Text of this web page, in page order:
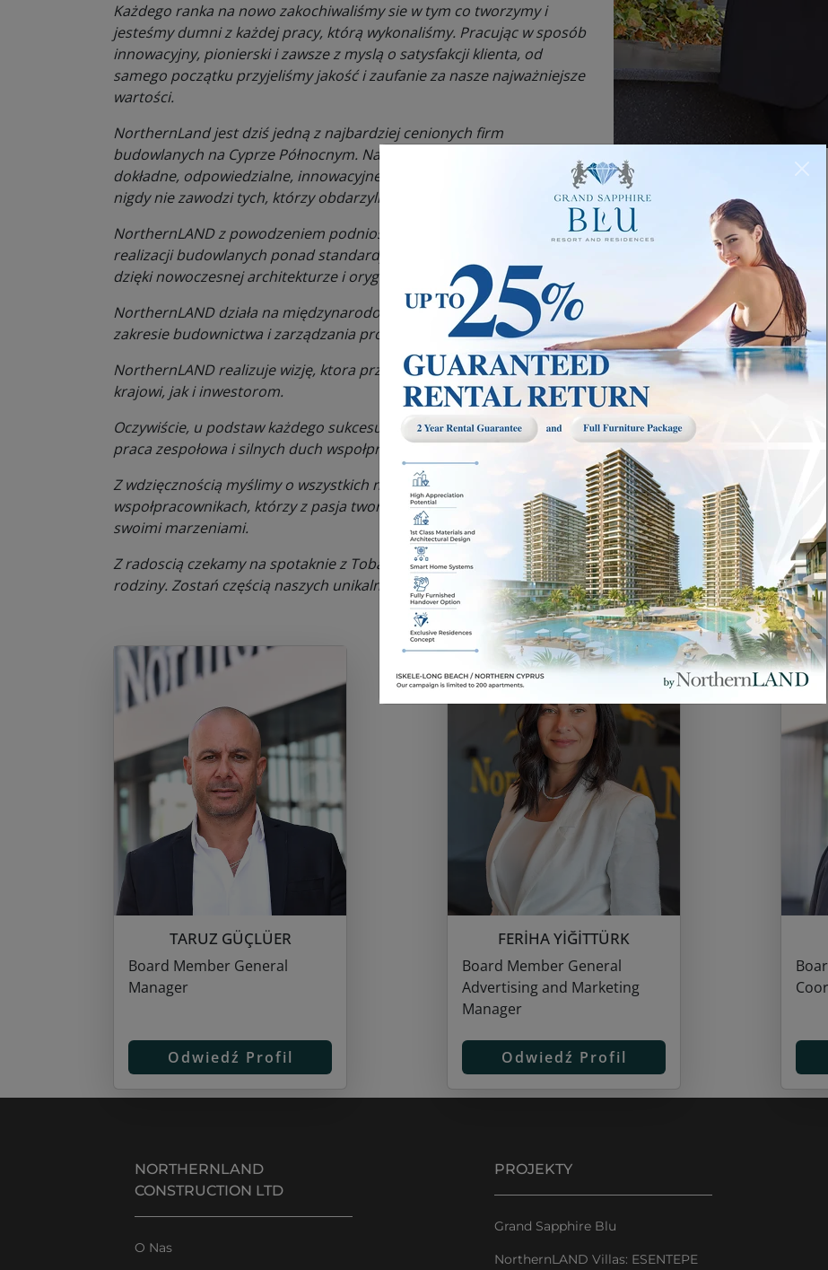
Każdego ranka na nowo zakochiwaliśmy sie w tym co tworzymy i
jesteśmy dumni z każdej pracy, którą wykonaliśmy. Pracując w sposób
innowacyjny, pionierski i zawsze z myslą o satysfakcji klienta, od
samego początku przyjeliśmy jakość i zaufanie za nasze najważniejsze
wartości.
NorthernLand jest dziś jedną z najbardziej cenionych firm
budowlanych na Cyprze Północnym. Naszą prawdziwą dumą jest
dokładne, odpowiedzialne, innowacyjne i nowoczesne podejście, które
nigdy nie zawodzi tych, którzy obdarzyli nas zaufaniem.
NorthernLAND z powodzeniem podniosło jakość swoich usług i
realizacji budowlanych ponad standardy obowiązujące na Cyprze-
dzięki nowoczesnej architekturze i oryginalnym projektom.
NorthernLAND działa na międzynarodowym poziomie doskonałości w
zakresie budownictwa i zarządzania projektami.
NorthernLAND realizuje wizję, ktora przynosi korzyści zarówno
krajowi, jak i inwestorom.
Oczywiście, u podstaw każdego sukcesu leży pełna zaangażowania
praca zespołowa i silnych duch wspołpracy.
Z wdzięcznością myślimy o wszystkich naszych partnerach i
wspołpracownikach, którzy z pasja tworzą z nami przyszłość i dzielą się
swoimi marzeniami.
Z radoscią czekamy na spotaknie z Tobą. Dołącz do naszej wyjątkowej
rodziny. Zostań częścią naszych unikalnych przestrzeni do życia.
TARUZ GÜÇLÜER
Board Member General
Manager
Odwiedź Profil
FERİHA YİĞİTTÜRK
Board Member General
Advertising and Marketing
Manager
Odwiedź Profil
NORTHERNLAND
CONSTRUCTION LTD
O Nas
PROJEKTY
Grand Sapphire Blu
NorthernLAND Villas: ESENTEPE